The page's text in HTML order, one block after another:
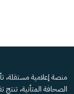
الصحافة المتأنية،